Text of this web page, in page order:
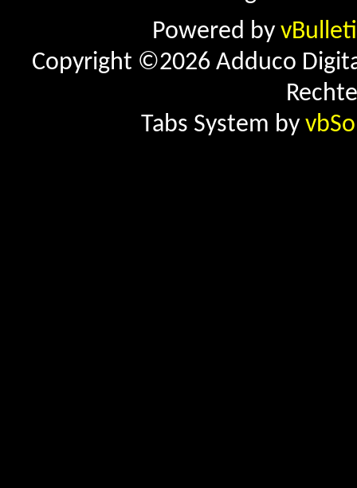
Powered by
Copyright ©2026 Adduco
Tabs System by